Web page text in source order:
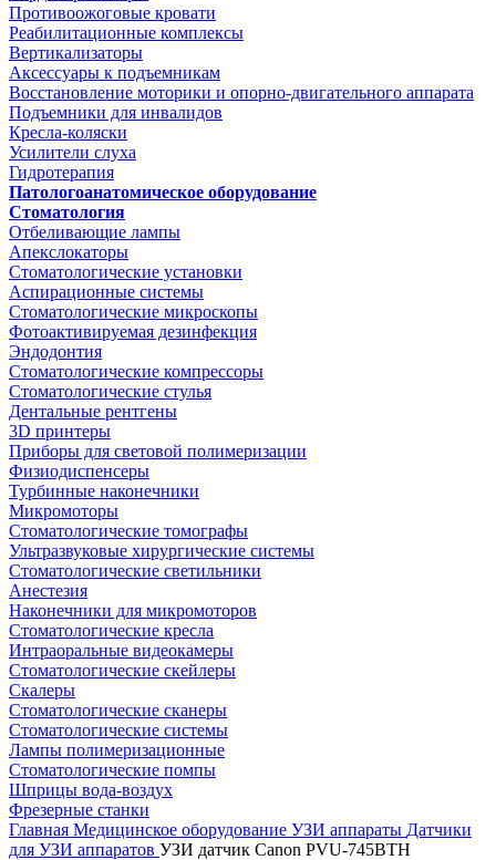
Противоожоговые кровати
Реабилитационные комплексы
Вертикализаторы
Аксессуары к подъемникам
Восстановление моторики и опорно-двигательного аппарата
Подъемники для инвалидов
Кресла-коляски
Усилители слуха
Гидротерапия
Патологоанатомическое оборудование
Стоматология
Отбеливающие лампы
Апекслокаторы
Стоматологические установки
Аспирационные системы
Стоматологические микроскопы
Фотоактивируемая дезинфекция
Эндодонтия
Стоматологические компрессоры
Стоматологические стулья
Дентальные рентгены
3D принтеры
Приборы для световой полимеризации
Физиодиспенсеры
Турбинные наконечники
Микромоторы
Стоматологические томографы
Ультразвуковые хирургические системы
Стоматологические светильники
Анестезия
Наконечники для микромоторов
Стоматологические кресла
Интраоральные видеокамеры
Стоматологические скейлеры
Скалеры
Стоматологические сканеры
Стоматологические системы
Лампы полимеризационные
Стоматологические помпы
Шприцы вода-воздух
Фрезерные станки
Главная Медицинское оборудование УЗИ аппараты Датчики
для УЗИ аппаратов УЗИ датчик Canon PVU-745BTH